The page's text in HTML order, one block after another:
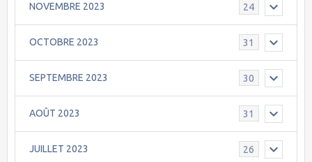
NOVEMBRE 2023 24
OCTOBRE 2023 31
SEPTEMBRE 2023 30
AOÛT 2023 31
JUILLET 2023 26